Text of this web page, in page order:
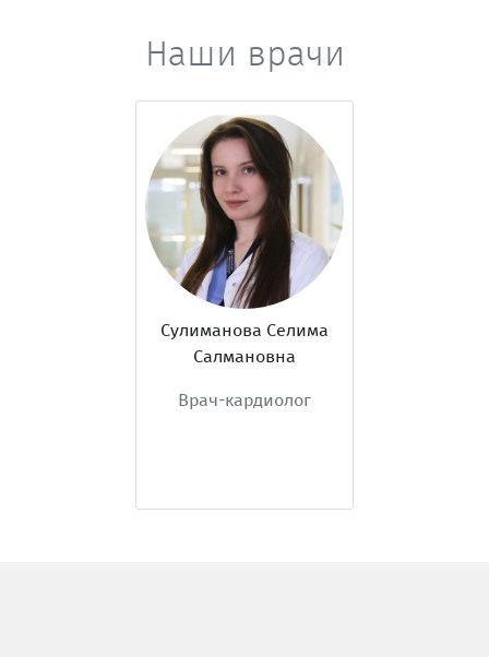
Наши врачи
Сулиманова Селима
Салмановна
Врач-кардиолог